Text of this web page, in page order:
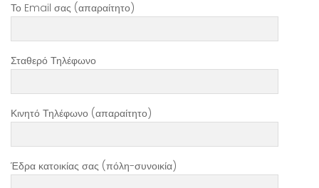
Το Email σας (απαραίτητο)
Σταθερό Τηλέφωνο
Κινητό Τηλέφωνο (απαραίτητο)
Έδρα κατοικίας σας (πόλη-συνοικία)